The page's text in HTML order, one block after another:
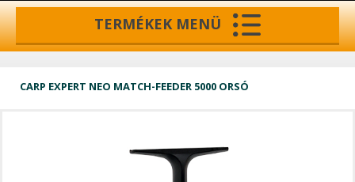
TERMÉKEK MENÜ
CARP EXPERT NEO MATCH-FEEDER 5000 ORSÓ